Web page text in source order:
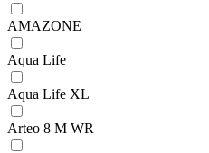
AMAZONE
Aqua Life
Aqua Life XL
Arteo 8 M WR